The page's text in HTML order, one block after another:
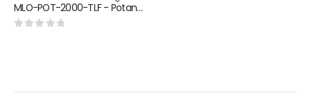
MLO-POT-2000-TLF - Potansiyometre|Konum ölçüm sistemi